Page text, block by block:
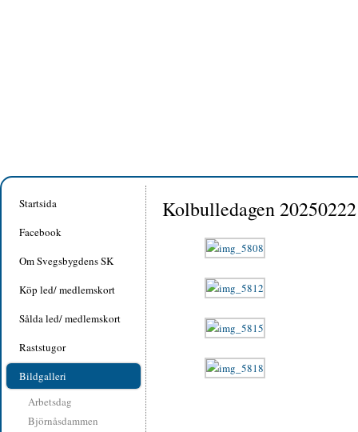
Startsida
Facebook
Om Svegsbygdens SK
Köp led/ medlemskort
Sålda led/ medlemskort
Raststugor
Bildgalleri
Arbetsdag
Björnåsdammen
Kolbulledagen 20250222